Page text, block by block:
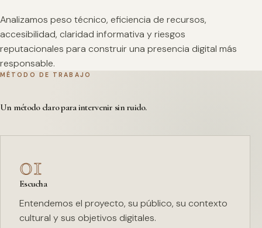
Analizamos peso técnico, eficiencia de recursos,
accesibilidad, claridad informativa y riesgos
reputacionales para construir una presencia digital más
responsable.
MÉTODO DE TRABAJO
Un método claro para intervenir sin ruido.
01
Escucha
Entendemos el proyecto, su público, su contexto
cultural y sus objetivos digitales.